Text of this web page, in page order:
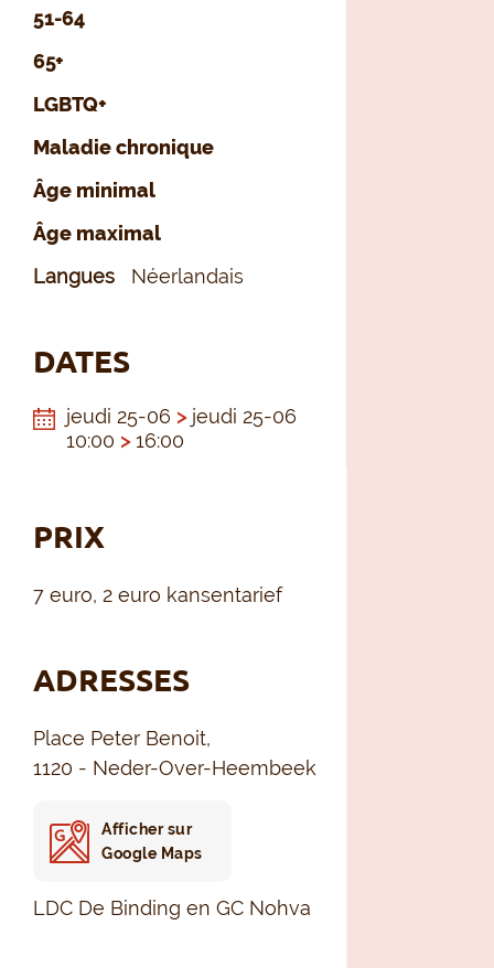
51-64
65+
LGBTQ+
Maladie chronique
Âge minimal
Âge maximal
Langues
Néerlandais
DATES
jeudi 25-06 >jeudi 25-06
10:00 >16:00
PRIX
7 euro, 2 euro kansentarief
ADRESSES
Place Peter Benoit,
1120 - Neder-Over-Heembeek
Afficher sur
Google Maps
LDC De Binding en GC Nohva